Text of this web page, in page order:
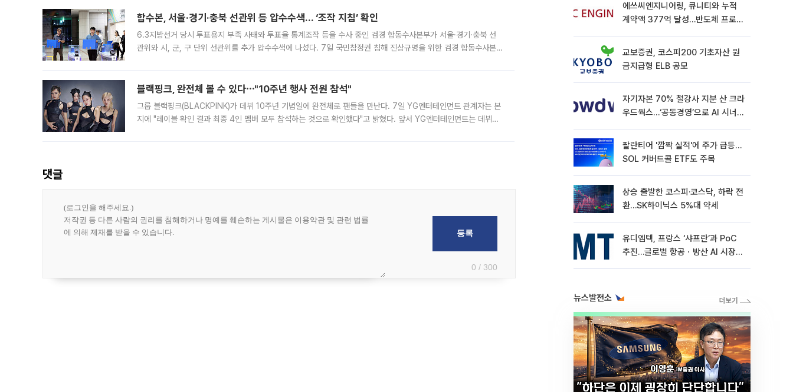
합수본, 서울·경기·충북 선관위 등 압수수색… ‘조작 지침’ 확인
6.3지방선거 당시 투표용지 부족 사태와 투표율 통계조작 등을 수사 중인 검경 합동수사본부가 서울·경기·충북 선
관위와 시, 군, 구 단위 선관위를 추가 압수수색에 나섰다. 7일 국민참정권 침해 진상규명을 위한 검경 합동수사본
블랙핑크, 완전체 볼 수 있다⋯"10주년 행사 전원 참석"
그룹 블랙핑크(BLACKPINK)가 데뷔 10주년 기념일에 완전체로 팬들을 만난다. 7일 YG엔터테인먼트 관계자는 본
지에 "레이블 확인 결과 최종 4인 멤버 모두 참석하는 것으로 확인했다"고 밝혔다. 앞서 YG엔터테인먼트는 데뷔
댓글
0 / 300
에쓰씨엔지니어링, 큐니티와 누적
계약액 377억 달성…반도체 프로젝
교보증권, 코스피200 기초자산 원
금지급형 ELB 공모
자기자본 70% 철강사 지분 산 크라
우드웍스…‘공동경영’으로 AI 시너지
팔란티어 '깜짝 실적'에 주가 급등…
SOL 커버드콜 ETF도 주목
상승 출발한 코스피·코스닥, 하락 전
환…SK하이닉스 5%대 약세
유디엠텍, 프랑스 ‘샤프란’과 PoC
추진…글로벌 항공ㆍ방산 AI 시장
뉴스발전소